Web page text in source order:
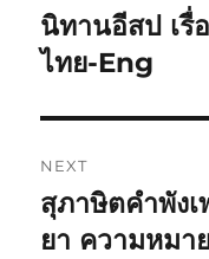
นิทานอีสป เรื่
ไทย-Eng
NEXT
สุภาษิตคำพัง
ยา ความหมา